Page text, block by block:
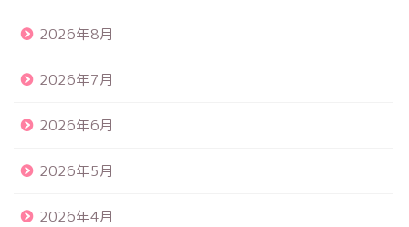
2026年8月
2026年7月
2026年6月
2026年5月
2026年4月